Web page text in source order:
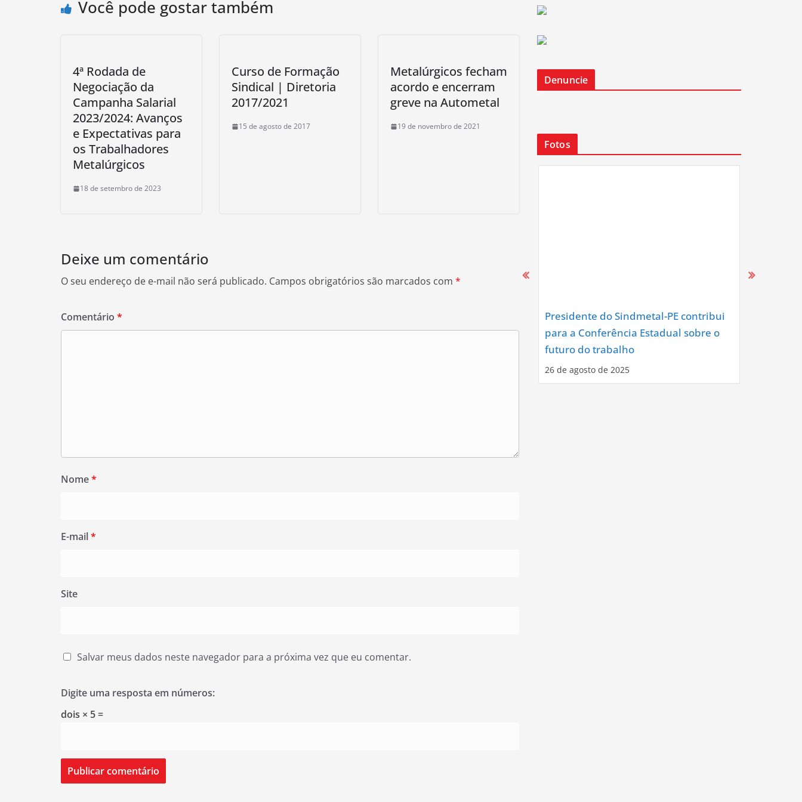
Você pode gostar também
4ª Rodada de
Negociação da
Campanha Salarial
2023/2024: Avanços
e Expectativas para
os Trabalhadores
Metalúrgicos
18 de setembro de 2023
Curso de Formação
Sindical | Diretoria
2017/2021
15 de agosto de 2017
Metalúrgicos fecham
acordo e encerram
greve na Autometal
19 de novembro de 2021
Deixe um comentário
O seu endereço de e-mail não será publicado. Campos obrigatórios são marcados com *
Comentário *
Nome*
E-mail*
Site
Salvar meus dados neste navegador para a próxima vez que eu comentar.
Digite uma resposta em números:
dois × 5 =
Denuncie
Fotos
com mobilização nas portas das
Presidente do Sindmetal-PE contribui
para a Conferência Estadual sobre o
futuro do trabalho
26 de agosto de 2025